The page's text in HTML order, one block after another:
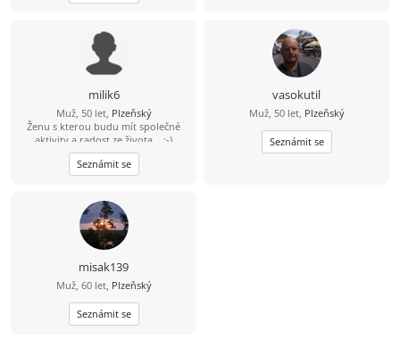
milik6
Muž, 50 let, Plzeňský
Ženu s kterou budu mít společné
aktivity a radost ze života... :-)
Seznámit se
vasokutil
Muž, 50 let, Plzeňský
Seznámit se
misak139
Muž, 60 let, Plzeňský
Seznámit se